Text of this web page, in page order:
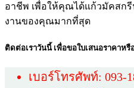
อาชีพ เพื่อให้คุณได้แก้วมัคสก
งานของคุณมากที่สุด
ติดต่อเราวันนี้ เพื่อขอใบเสนอราคาห
เบอร์โทรศัพท์: 093-